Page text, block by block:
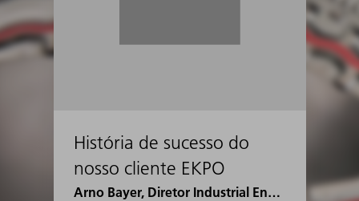
História de sucesso do
nosso cliente EKPO
Arno Bayer, Diretor Industrial Engineering Joining na EKPO